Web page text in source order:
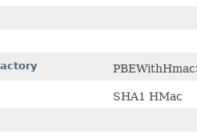
SHA1 HMac